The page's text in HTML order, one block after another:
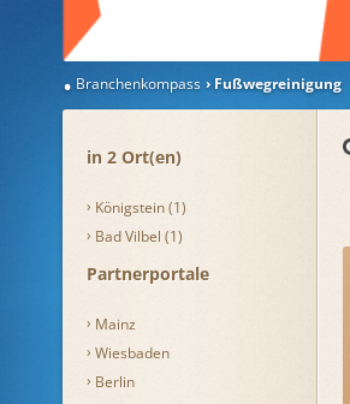
Branchenkompass Fußwegreinigung
in 2 Ort(en)
Königstein (1)
Bad Vilbel (1)
Partnerportale
Mainz
Wiesbaden
Berlin